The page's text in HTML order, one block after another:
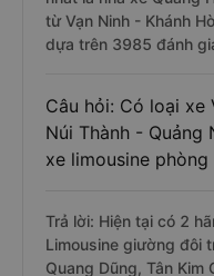
từ Vạn Ninh - Khánh
dựa trên 3985 đánh
Câu hỏi: Có loại xe
Núi Thành - Quảng
xe limousine
Trả lời: Hiện tại có 2
Limousine giường đôi
Quang Dũng, Tân Kim